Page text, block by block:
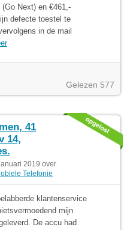
Next) en €461,-
defecte toestel te
in de mail
Gelezen 577
41
14,
2019 over
Telefonie
klantenservice
mijn
De accu had